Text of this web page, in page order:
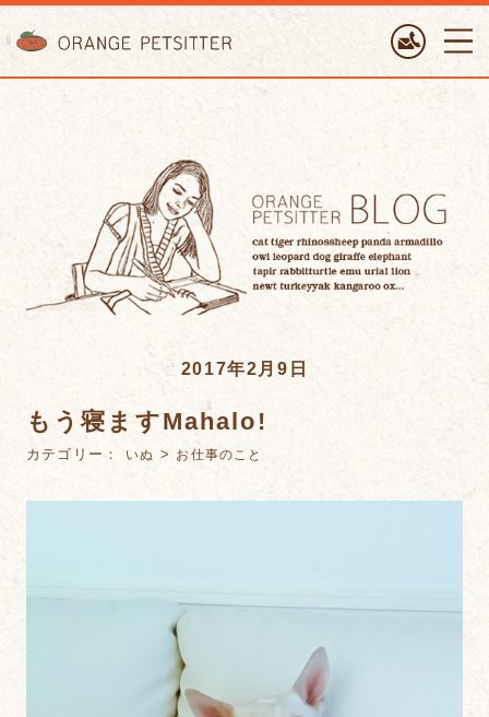
2017年2月9日
もう寝ますMahalo!
カテゴリー： いぬ > お仕事のこと